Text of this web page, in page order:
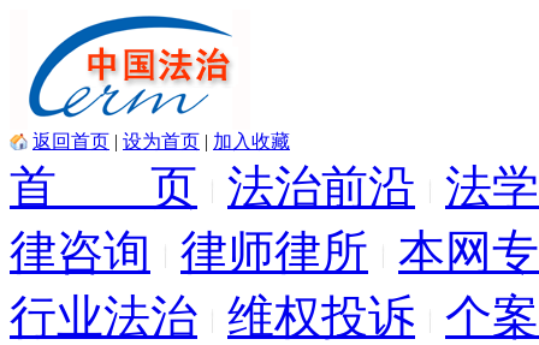
返回首页 | 设为首页 | 加入收藏
首 页 法治前沿
法
律咨询
律师律所
本网
行业法治 维权投诉
个